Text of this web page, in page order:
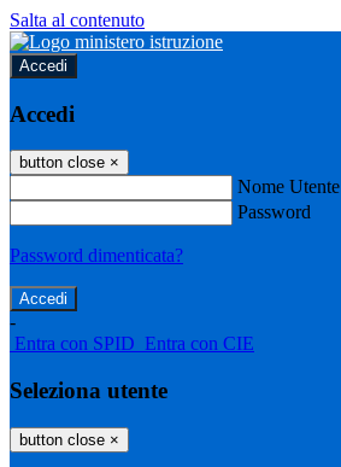
Salta al contenuto
Accedi
Accedi
button close ×
Nome Utente
Password
Password dimenticata?
-
Entra con SPID Entra con CIE
Seleziona utente
button close ×